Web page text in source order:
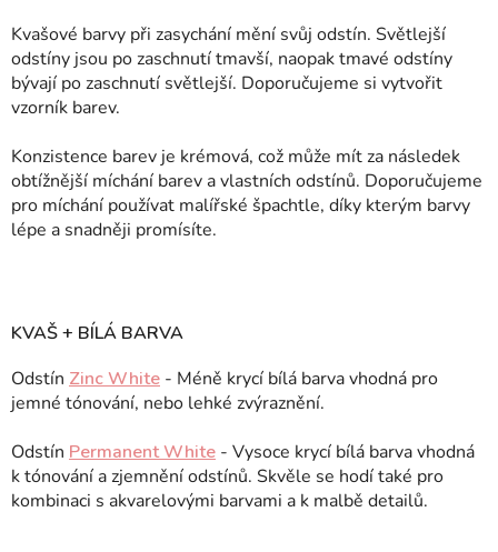
Kvašové barvy při zasychání mění svůj odstín. Světlejší
odstíny jsou po zaschnutí tmavší, naopak tmavé odstíny
bývají po zaschnutí světlejší. Doporučujeme si vytvořit
vzorník barev.
Konzistence barev je krémová, což může mít za následek
obtížnější míchání barev a vlastních odstínů. Doporučujeme
pro míchání používat malířské špachtle, díky kterým barvy
lépe a snadněji promísíte.
KVAŠ + BÍLÁ BARVA
Odstín Zinc White - Méně krycí bílá barva vhodná pro
jemné tónování, nebo lehké zvýraznění.
Odstín Permanent White - Vysoce krycí bílá barva vhodná
k tónování a zjemnění odstínů. Skvěle se hodí také pro
kombinaci s akvarelovými barvami a k malbě detailů.